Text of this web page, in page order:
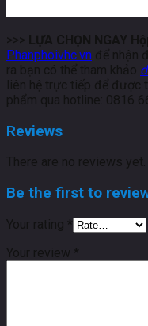
>>> LỰA CHỌN NGAY
Phanphoivhc.vn để nhận
ra bạn có thể tham khảo
liên hệ trực tiếp để được
phẩm qua hotline: 0816
Reviews
There are no reviews yet.
Be the first to
Your rating *
Your review *